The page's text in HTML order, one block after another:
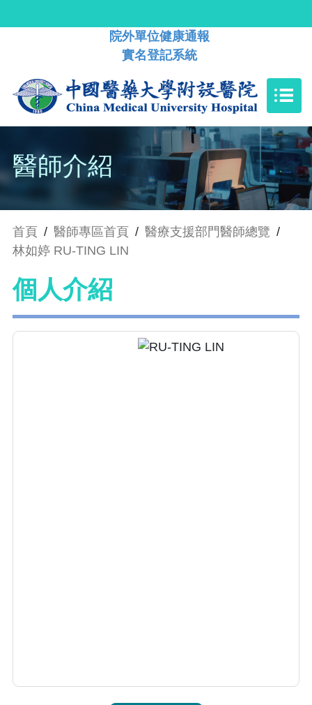
院外單位健康通報
實名登記系統
醫師介紹
首頁 / 醫師專區首頁 / 醫療支援部門醫師總覽 /
林如婷 RU-TING LIN
個人介紹